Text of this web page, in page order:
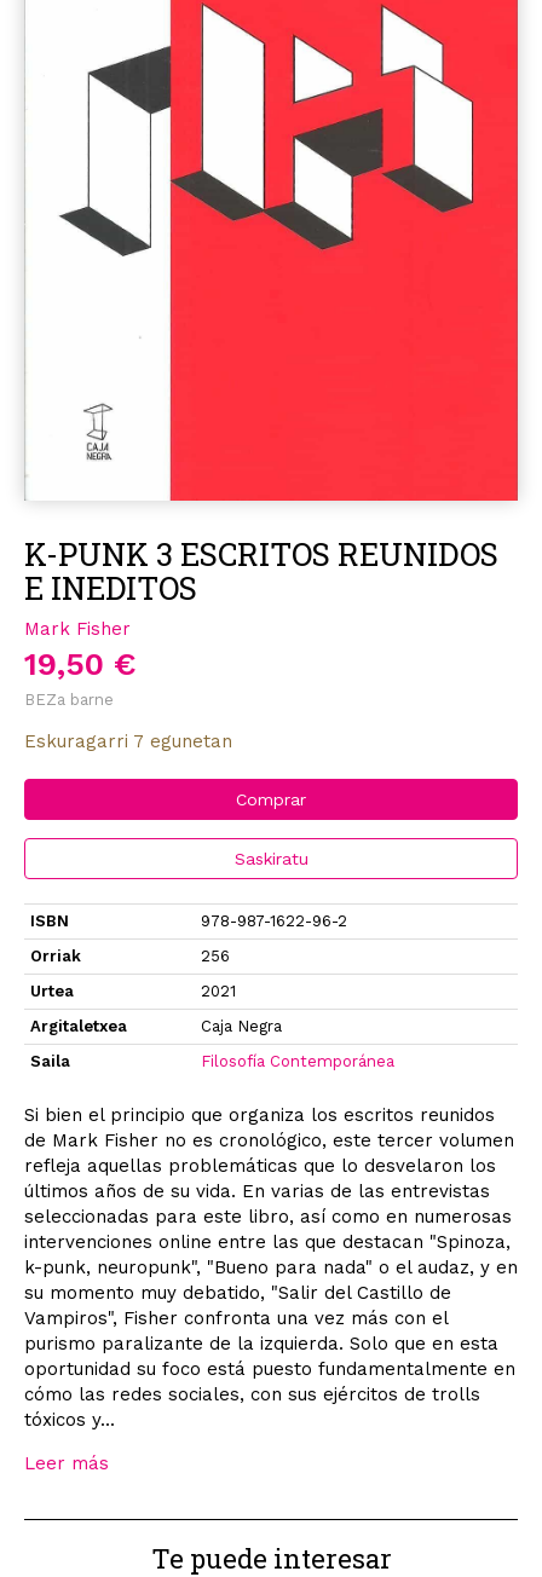
K-PUNK 3 ESCRITOS REUNIDOS
E INEDITOS
Mark Fisher
19,50 €
BEZa barne
Eskuragarri 7 egunetan
Comprar
Saskiratu
ISBN
978-987-1622-96-2
Orriak
256
Urtea
2021
Argitaletxea
Caja Negra
Saila
Filosofía Contemporánea
Si bien el principio que organiza los escritos reunidos
de Mark Fisher no es cronológico, este tercer volumen
refleja aquellas problemáticas que lo desvelaron los
últimos años de su vida. En varias de las entrevistas
seleccionadas para este libro, así como en numerosas
intervenciones online entre las que destacan "Spinoza,
k-punk, neuropunk", "Bueno para nada" o el audaz, y en
su momento muy debatido, "Salir del Castillo de
Vampiros", Fisher confronta una vez más con el
purismo paralizante de la izquierda. Solo que en esta
oportunidad su foco está puesto fundamentalmente en
cómo las redes sociales, con sus ejércitos de trolls
tóxicos y...
Leer más
Te puede interesar